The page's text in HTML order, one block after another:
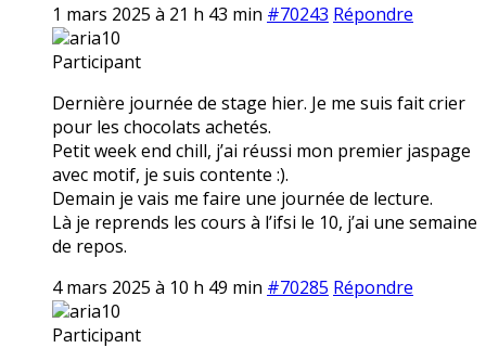
1 mars 2025 à 21 h 43 min #70243 Répondre
aria10
Participant
Dernière journée de stage hier. Je me suis fait crier
pour les chocolats achetés.
Petit week end chill, j’ai réussi mon premier jaspage
avec motif, je suis contente :).
Demain je vais me faire une journée de lecture.
Là je reprends les cours à l’ifsi le 10, j’ai une semaine
de repos.
4 mars 2025 à 10 h 49 min #70285 Répondre
aria10
Participant